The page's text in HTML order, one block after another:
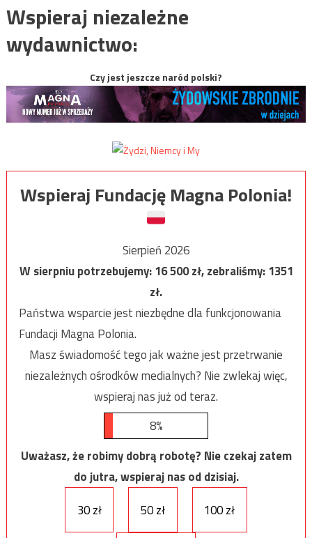
Wspieraj niezależne
wydawnictwo:
Czy jest jeszcze naród polski?
Wspieraj Fundację Magna Polonia!
Sierpień 2026
W sierpniu potrzebujemy:16 500zł, zebraliśmy:1351
zł.
Państwa wsparcie jest niezbędne dla funkcjonowania
Fundacji Magna Polonia.
Masz świadomość tego jak ważne jest przetrwanie
niezależnych ośrodków medialnych? Nie zwlekaj więc,
wspieraj nas już od teraz.
8%
Uważasz, że robimy dobrą robotę? Nie czekaj zatem
do jutra, wspieraj nas od dzisiaj.
30 zł
50 zł 100 zł